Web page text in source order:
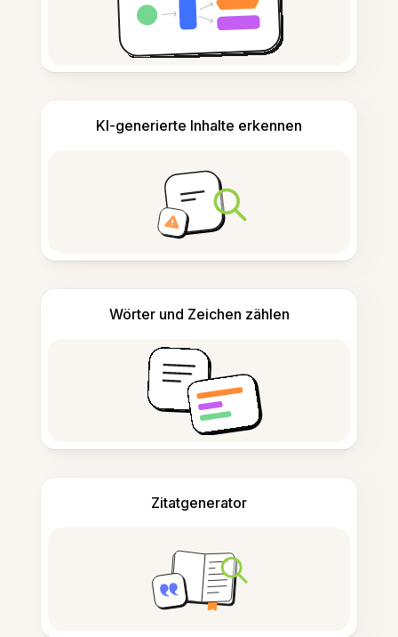
KI-generierte Inhalte erkennen
Wörter und Zeichen zählen
Zitatgenerator